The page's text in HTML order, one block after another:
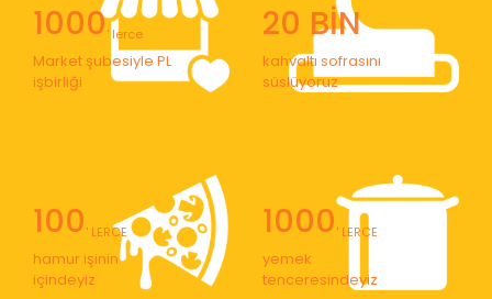
1000' lerce
Market şubesiyle PL
işbirliği
20 BİN
kahvaltı sofrasını
süslüyoruz
100' LERCE
hamur işinin
içindeyiz
1000' LERCE
yemek
tenceresindeyiz